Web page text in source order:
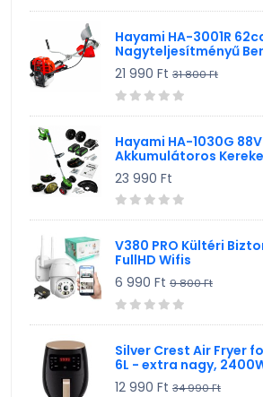
Hayami HA-3001R
Nagyteljesítményű
21 990 Ft 31 800 Ft
Hayami HA-1030G
Akkumulátoros
23 990 Ft
V380 PRO Kültéri
FullHD Wifis
6 990 Ft 9 800 Ft
Silver Crest Air Fryer
6L - extra nagy,
12 990 Ft 34 990 Ft